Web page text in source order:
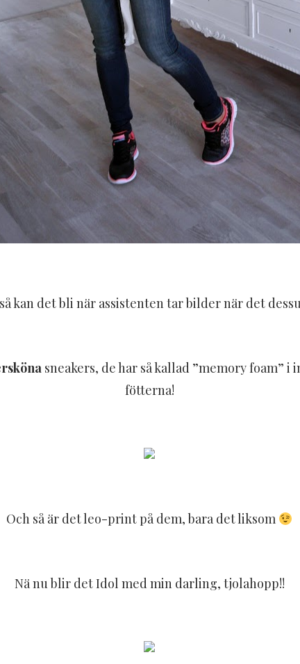
kan det bli när assistenten tar bilder när det
sneakers, de har så kallad ”memory foam”
fötterna!
Och så är det leo-print på dem, bara det liksom
Nä nu blir det Idol med min darling, tjolahopp!!